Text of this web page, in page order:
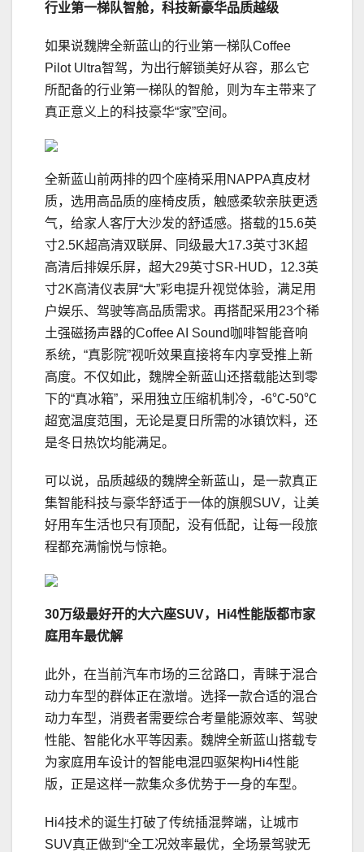
行业第一梯队智舱， 科技新豪华品质越级
如果说魏牌全新蓝山的行业第一梯队Coffee
Pilot Ultra智驾，为出行解锁美好从容，那么它
所配备的行业第一梯队的智舱，则为车主带来了
真正意义上的科技豪华“家”空间。
全新蓝山前两排的四个座椅采用NAPPA真皮材
质，选用高品质的座椅皮质，触感柔软亲肤更透
气，给家人客厅大沙发的舒适感。搭载的15.6英
寸2.5K超高清双联屏、同级最大17.3英寸3K超
高清后排娱乐屏，超大29英寸SR-HUD，12.3英
寸2K高清仪表屏“大”彩电提升视觉体验，满足用
户娱乐、驾驶等高品质需求。再搭配采用23个稀
土强磁扬声器的Coffee AI Sound咖啡智能音响
系统，“真影院”视听效果直接将车内享受推上新
高度。不仅如此，魏牌全新蓝山还搭载能达到零
下的“真冰箱”，采用独立压缩机制冷，-6℃-50℃
超宽温度范围，无论是夏日所需的冰镇饮料，还
是冬日热饮均能满足。
可以说，品质越级的魏牌全新蓝山，是一款真正
集智能科技与豪华舒适于一体的旗舰SUV，让美
好用车生活也只有顶配，没有低配，让每一段旅
程都充满愉悦与惊艳。
30万级最好开的大六座SUV， Hi4性能版都市家
庭用车最优解
此外，在当前汽车市场的三岔路口，青睐于混合
动力车型的群体正在激增。选择一款合适的混合
动力车型，消费者需要综合考量能源效率、驾驶
性能、智能化水平等因素。魏牌全新蓝山搭载专
为家庭用车设计的智能电混四驱架构Hi4性能
版，正是这样一款集众多优势于一身的车型。
Hi4技术的诞生打破了传统插混弊端，让城市
SUV真正做到“全工况效率最优，全场景驾驶无